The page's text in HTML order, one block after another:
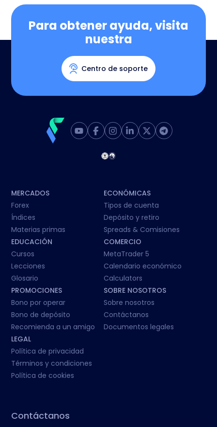
Para obtener ayuda, visita
nuestra
Centro de soporte
MERCADOS
Forex
Índices
Materias primas
ECONÓMICAS
Tipos de cuenta
Depósito y retiro
Spreads & Comisiones
EDUCACIÓN
Cursos
Lecciones
Glosario
COMERCIO
MetaTrader 5
Calendario económico
Calculators
PROMOCIONES
Bono por operar
Bono de depósito
Recomienda a un amigo
SOBRE NOSOTROS
Sobre nosotros
Contáctanos
Documentos legales
LEGAL
Política de privacidad
Términos y condiciones
Política de cookies
Contáctanos